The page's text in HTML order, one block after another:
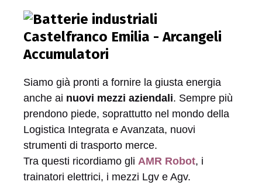
Siamo già pronti a fornire la giusta energia
anche ai nuovi mezzi aziendali. Sempre più
prendono piede, soprattutto nel mondo della
Logistica Integrata e Avanzata, nuovi
strumenti di trasporto merce.
Tra questi ricordiamo gli AMR Robot, i
trainatori elettrici, i mezzi Lgv e Agv.